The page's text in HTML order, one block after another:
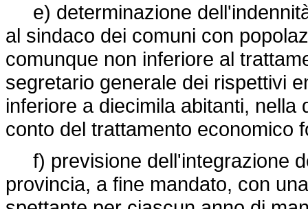
e) determinazione
al sindaco dei comuni con
comunque non inferiore al
segretario generale dei rispettivi
inferiore a diecimila abitanti,
conto del trattamento economico
f) previsione dell'integrazione
provincia, a fine mandato, con